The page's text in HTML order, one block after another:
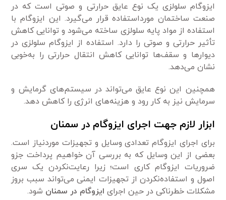
ایزوگام سلولزی یک نوع عایق حرارتی و صوتی است که در
صنعت ساختمان مورداستفاده قرار می‌گیرد. این ایزوگام با
استفاده از مواد پایه سلولزی ساخته می‌شود و توانایی کاهش
تأثیر حرارتی و صوتی را دارد. استفاده از ایزوگام سلولزی در
دیوارها و سقف‌ها توانایی کاهش انتقال حرارتی را به‌خوبی
نشان می‌دهد.
همچنین این نوع عایق می‌تواند در سیستم‌های گرمایش و
سرمایش نیز به کار رود و هزینه‌های انرژی را کاهش دهد.
ابزار لازم جهت اجرای ایزوگام در سمنان
برای اجرای ایزوگام تعدادی وسایل و تجهیزات موردنیاز است.
بعضی از این وسایل که به بررسی آن خواهیم پرداخت جزو
ضروریات ایزوگام کاری است؛ زیرا رعایت‌نکردن یک سری
اصول و استفاده‌نکردن از تجهیزات ایمنی می‌تواند سبب بروز
مشکلات خطرناکی در حین اجرای ایزوگام در سمنان شود.